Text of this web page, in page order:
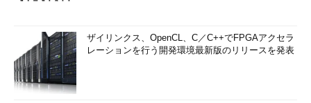
ザイリンクス、OpenCL、C／C++でFPGAアクセラ
レーションを行う開発環境最新版のリリースを発表